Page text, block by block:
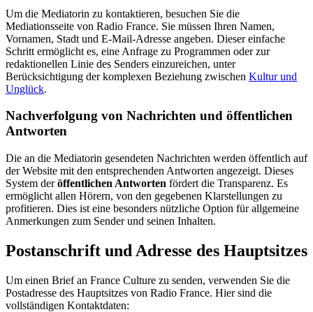
Um die Mediatorin zu kontaktieren, besuchen Sie die
Mediationsseite von Radio France. Sie müssen Ihren Namen,
Vornamen, Stadt und E-Mail-Adresse angeben. Dieser einfache
Schritt ermöglicht es, eine Anfrage zu Programmen oder zur
redaktionellen Linie des Senders einzureichen, unter
Berücksichtigung der komplexen Beziehung zwischen Kultur und
Unglück.
Nachverfolgung von Nachrichten und öffentlichen
Antworten
Die an die Mediatorin gesendeten Nachrichten werden öffentlich auf
der Website mit den entsprechenden Antworten angezeigt. Dieses
System deröffentlichen Antworten fördert die Transparenz. Es
ermöglicht allen Hörern, von den gegebenen Klarstellungen zu
profitieren. Dies ist eine besonders nützliche Option für allgemeine
Anmerkungen zum Sender und seinen Inhalten.
Postanschrift und Adresse des Hauptsitzes
Um einen Brief an France Culture zu senden, verwenden Sie die
Postadresse des Hauptsitzes von Radio France. Hier sind die
vollständigen Kontaktdaten: